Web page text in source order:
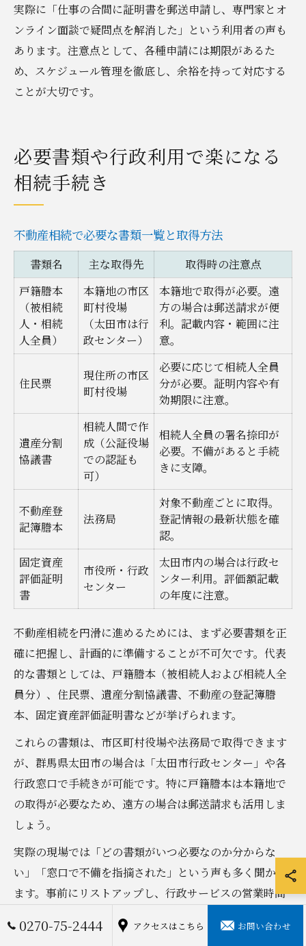
実際に「仕事の合間に証明書を郵送申請し、専門家とオ
ンライン面談で疑問点を解消した」という利用者の声も
あります。注意点として、各種申請には期限があるた
め、スケジュール管理を徹底し、余裕を持って対応する
ことが大切です。
必要書類や行政利用で楽になる
相続手続き
不動産相続で必要な書類一覧と取得方法
書類名 主な取得先
取得時の注意点
戸籍謄本
（被相続
人・相続
人全員）
本籍地の市区
町村役場
（太田市は行
政センター）
本籍地で取得が必要。遠
方の場合は郵送請求が便
利。記載内容・範囲に注
意。
住民票
現住所の市区
町村役場
必要に応じて相続人全員
分が必要。証明内容や有
効期限に注意。
遺産分割
協議書
相続人間で作
成（公証役場
での認証も
可）
相続人全員の署名捺印が
必要。不備があると手続
きに支障。
不動産登
記簿謄本
法務局
対象不動産ごとに取得。
登記情報の最新状態を確
認。
固定資産
評価証明
書
市役所・行政
センター
太田市内の場合は行政セ
ンター利用。評価額記載
の年度に注意。
不動産相続を円滑に進めるためには、まず必要書類を正
確に把握し、計画的に準備することが不可欠です。代表
的な書類としては、戸籍謄本（被相続人および相続人全
員分）、住民票、遺産分割協議書、不動産の登記簿謄
本、固定資産評価証明書などが挙げられます。
これらの書類は、市区町村役場や法務局で取得できます
が、群馬県太田市の場合は「太田市行政センター」や各
行政窓口で手続きが可能です。特に戸籍謄本は本籍地で
の取得が必要なため、遠方の場合は郵送請求も活用しま
しょう。
実際の現場では「どの書類がいつ必要なのか分からな
い」「窓口で不備を指摘された」という声も多く聞かれ
ます。事前にリストアップし、行政サービスの営業時間
がスムーズに進みます。
0270-75-2444 アクセスはこちら お問い合わせ